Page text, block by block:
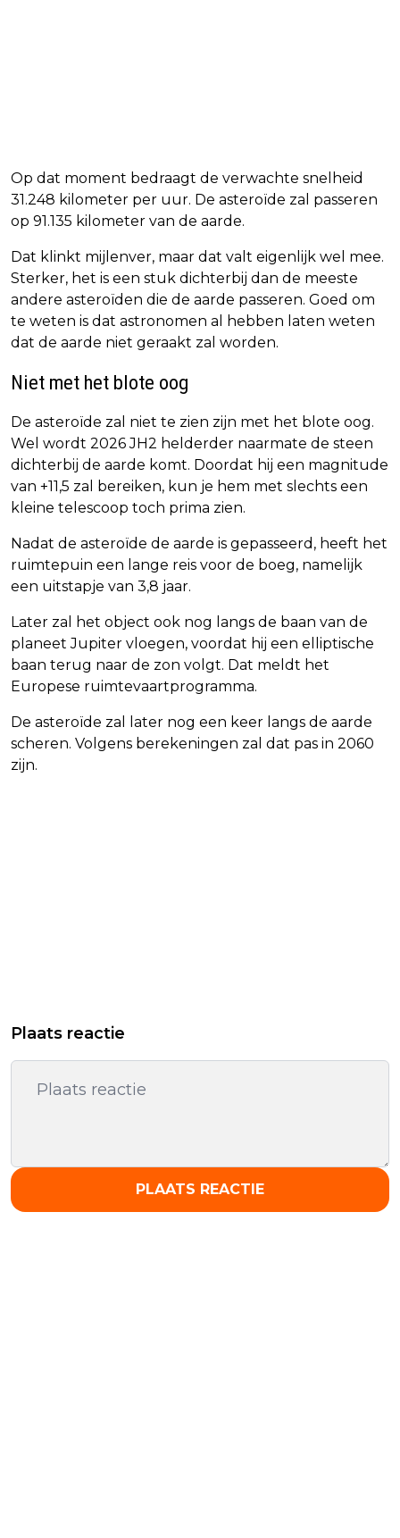
Op dat moment bedraagt de verwachte snelheid
31.248 kilometer per uur. De asteroïde zal passeren
op 91.135 kilometer van de aarde.
Dat klinkt mijlenver, maar dat valt eigenlijk wel mee.
Sterker, het is een stuk dichterbij dan de meeste
andere asteroïden die de aarde passeren. Goed om
te weten is dat astronomen al hebben laten weten
dat de aarde niet geraakt zal worden.
Niet met het blote oog
De asteroïde zal niet te zien zijn met het blote oog.
Wel wordt 2026 JH2 helderder naarmate de steen
dichterbij de aarde komt. Doordat hij een magnitude
van +11,5 zal bereiken, kun je hem met slechts een
kleine telescoop toch prima zien.
Nadat de asteroïde de aarde is gepasseerd, heeft het
ruimtepuin een lange reis voor de boeg, namelijk
een uitstapje van 3,8 jaar.
Later zal het object ook nog langs de baan van de
planeet Jupiter vloegen, voordat hij een elliptische
baan terug naar de zon volgt. Dat meldt het
Europese ruimtevaartprogramma.
De asteroïde zal later nog een keer langs de aarde
scheren. Volgens berekeningen zal dat pas in 2060
zijn.
Plaats reactie
PLAATS REACTIE